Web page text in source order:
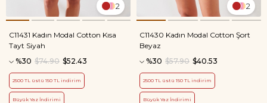
2
C11431 Kadın Modal Cotton Kısa
Tayt Siyah
%30
$52.43
$74.90
2500 TL üstü 150 TL indirim
Büyük Yaz İndirimi
2
C11430 Kadın Modal Cotton Şort
Beyaz
%30
$40.53
$57.90
2500 TL üstü 150 TL indirim
Büyük Yaz İndirimi